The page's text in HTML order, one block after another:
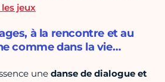
les jeux
à la rencontre et au
comme dans la vie…
une danse de dialogue et